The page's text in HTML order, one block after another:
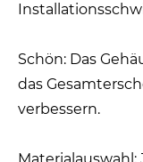
Schön: Das
das
verbessern.